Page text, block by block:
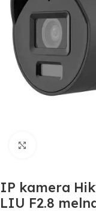
IP kamera
LIU F2.8